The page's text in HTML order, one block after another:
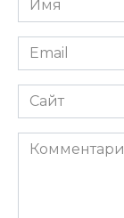
*
Email
*
Сайт
Комментарий